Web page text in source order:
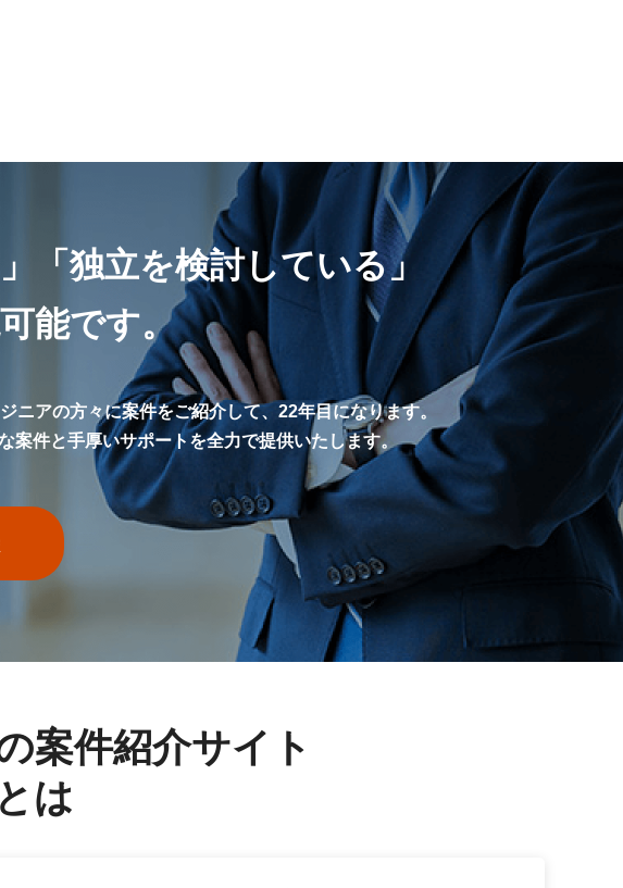
「独立を検討している」
能です。
アの方々に案件をご紹介して、22年目になります。
案件と手厚いサポートを全力で提供いたします。
案件紹介サイト
は